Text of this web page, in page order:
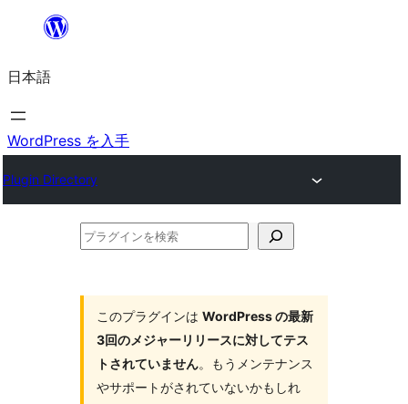
を
ス
キ
プ
日本語
WordPress を入手
Plugin Directory
プ
このプラグインは WordPress の最新
3回のメジャーリリースに対してテス
トされていません。もうメンテナンス
やサポートがされていないかもしれ